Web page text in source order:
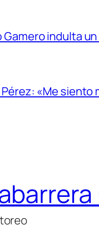
Gamero indulta
«Me siento